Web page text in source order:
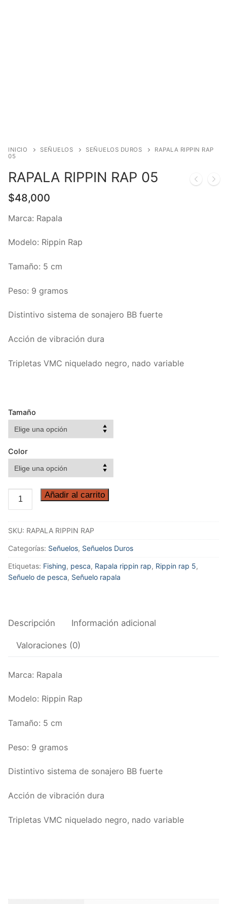
INICIO SEÑUELOS SEÑUELOS DUROS
RAPALA RIPPIN RAP
05
RAPALA RIPPIN RAP 05
$48,000
Marca: Rapala
Modelo: Rippin Rap
Tamaño: 5 cm
Peso: 9 gramos
Distintivo sistema de sonajero BB fuerte
Acción de vibración dura
Tripletas VMC niquelado negro, nado variable
Tamaño
Color
RAPALA
RIPPIN
05
cantidad
Añadir al carrito
SKU: RAPALA RIPPIN RAP
Categorías: Señuelos, Señuelos Duros
Etiquetas: Fishing, pesca, Rapala rippin rap, Rippin rap 5,
Señuelo de pesca, Señuelo rapala
Descripción Información adicional
Valoraciones (0)
Marca: Rapala
Modelo: Rippin Rap
Tamaño: 5 cm
Peso: 9 gramos
Distintivo sistema de sonajero BB fuerte
Acción de vibración dura
Tripletas VMC niquelado negro, nado variable